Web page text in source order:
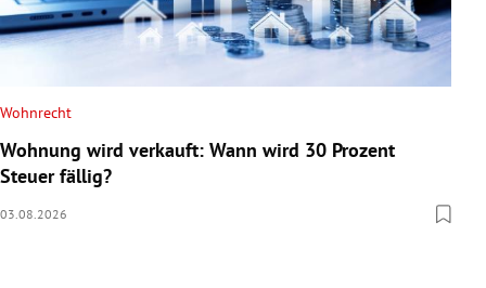
Wohnrecht
Wohnung wird verkauft: Wann wird 30 Prozent
Steuer fällig?
03.08.2026